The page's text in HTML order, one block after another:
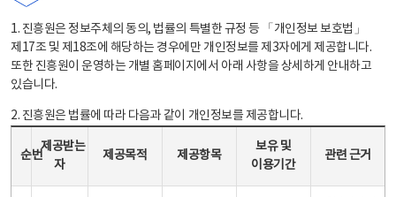
1. 진흥원은 정보주체의 동의, 법률의 특별한 규정 등 「개인정보 보호법」
제17조 및 제18조에 해당하는 경우에만 개인정보를 제3자에게 제공합니다.
또한 진흥원이 운영하는 개별 홈페이지에서 아래 사항을 상세하게 안내하고
있습니다.
2. 진흥원은 법률에 따라 다음과 같이 개인정보를 제공합니다.
순번
제공받는
자
제공목적 제공항목
보유 및
이용기간
관련 근거